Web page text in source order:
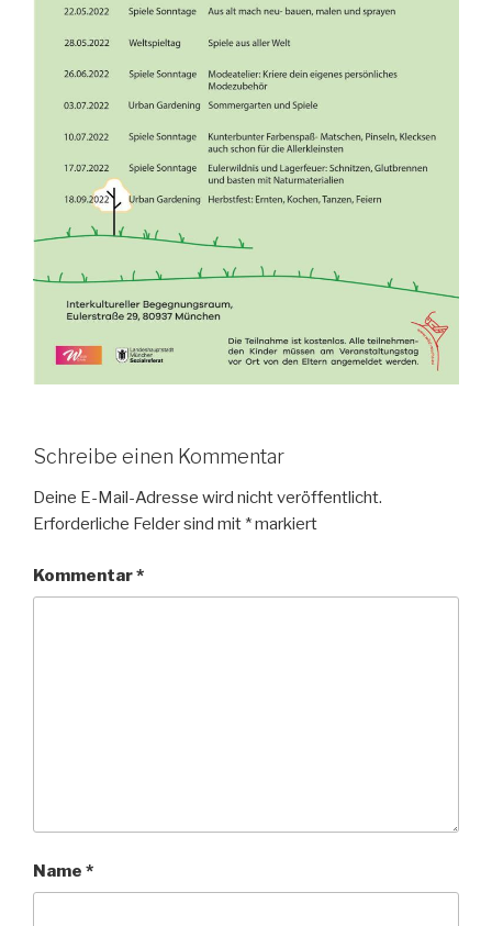
Schreibe einen Kommentar
Deine E-Mail-Adresse wird nicht veröffentlicht.
Erforderliche Felder sind mit *markiert
Kommentar*
Name *